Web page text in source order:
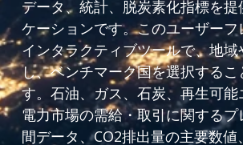
データ、統計、脱炭素化指標を
ケーションです。このユーザー
インタラクティブツールで、地域
し、ベンチマーク国を選択するこ
す。石油、ガス、石炭、再生可能
電力市場の需給・取引に関する
間データ、CO2排出量の主要数値